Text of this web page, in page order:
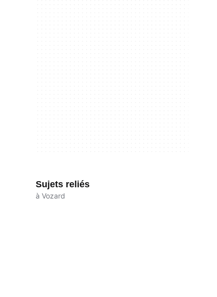
Sujets reliés
à Vozard